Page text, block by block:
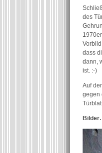
des
dass
dann,
ist. :-)
Auf
gegen